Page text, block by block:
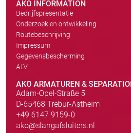
AKO INFORMATION
Bedrijfspresentatie
Onderzoek en ontwikkeling
Routebeschrijving
Impressum
Gegevensbescherming
ALV
AKO ARMATUREN &
Adam-Opel-Straße 5
D-65468 Trebur-Astheim
+49 6147 9159-0
ako@slangafsluiters.nl